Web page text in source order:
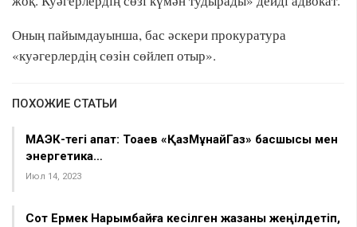
Оның пайымдауынша, бас әскери прокуратура
«куәгерлердің сөзін сөйлеп отыр».
ПОХОЖИЕ СТАТЬИ
МАЭК-тегі апат: Тоқаев «ҚазМұнайГаз» басшысы мен
энергетика…
Июл 14, 2023
Сот Ермек Нарымбайға кесілген жазаны жеңілдетіп,